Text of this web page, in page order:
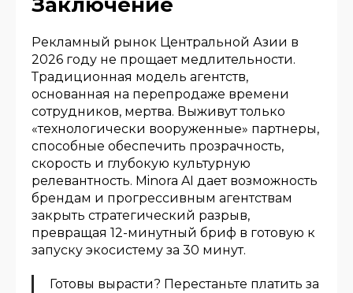
Рекламный рынок Центральной Азии в
2026 году не прощает медлительности.
Традиционная модель агентств,
основанная на перепродаже времени
сотрудников, мертва. Выживут только
«технологически вооруженные» партнеры,
способные обеспечить прозрачность,
скорость и глубокую культурную
релевантность. Minora AI дает возможность
брендам и прогрессивным агентствам
закрыть стратегический разрыв,
превращая 12-минутный бриф в готовую к
запуску экосистему за 30 минут.
Готовы вырасти? Перестаньте платить за